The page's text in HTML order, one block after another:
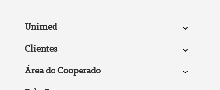
Unimed
Clientes
Área do Cooperado